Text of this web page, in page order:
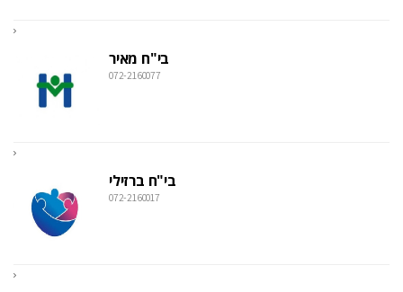
בי"ח מאיר
072-2160077
בי"ח ברזילי
072-2160017